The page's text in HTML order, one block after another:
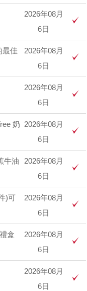
2026年08月
6日
最佳
2026年08月
6日
2026年08月
6日
奶 2026年08月
6日
牛油
2026年08月
6日
)可
2026年08月
6日
盒
2026年08月
6日
2026年08月
6日